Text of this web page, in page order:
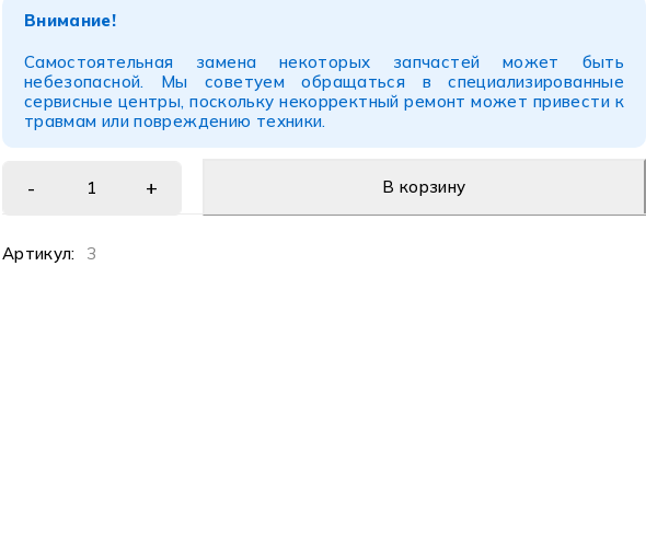
Внимание!
Самостоятельная замена некоторых запчастей может быть
небезопасной. Мы советуем обращаться в специализированные
сервисные центры, поскольку некорректный ремонт может привести к
травмам или повреждению техники.
В корзину
Артикул: 3